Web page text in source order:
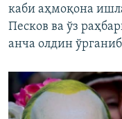
каби аҳмоқона
Песков ва ўз
анча олдин